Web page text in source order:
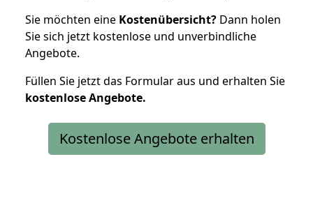
Sie möchten eine Kostenübersicht? Dann holen
Sie sich jetzt kostenlose und unverbindliche
Angebote.
Füllen Sie jetzt das Formular aus und erhalten Sie
kostenloseAngebote.
Kostenlose Angebote erhalten